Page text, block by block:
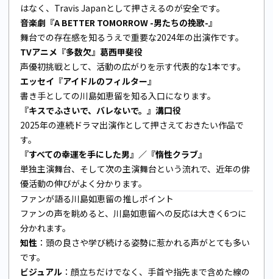
はなく、Travis Japanとして押さえるのが安全です。
音楽劇『A BETTER TOMORROW -男たちの挽歌-』
舞台での存在感を知るうえで重要な2024年の出演作です。
TVアニメ『多数欠』葛西甲斐役
声優初挑戦として、活動の広がりを示す代表的な1本です。
エッセイ『アイドルのフィルター』
書き手としての川島如恵留を知る入口になります。
『キスでふさいで、バレないで。』溝口役
2025年の連続ドラマ出演作として押さえておきたい作品で
す。
『すべての幸運を手にした男』／『惰性クラブ』
単独主演舞台、そして次の主演舞台という流れで、近年の俳
優活動の伸びがよく分かります。
ファンが語る川島如恵留の推しポイント
ファンの声を眺めると、川島如恵留への反応は大きく6つに
分かれます。
知性 ：頭の良さや学び続ける姿勢に惹かれる声がとても多い
です。
ビジュアル ：顔立ちだけでなく、手首や指先まで含めた線の